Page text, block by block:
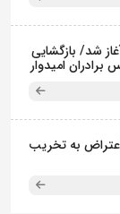
شد/ بازگشایی
برادران امیدوار
به تخریب